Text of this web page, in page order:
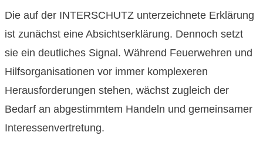
Die auf der INTERSCHUTZ unterzeichnete Erklärung
ist zunächst eine Absichtserklärung. Dennoch setzt
sie ein deutliches Signal. Während Feuerwehren und
Hilfsorganisationen vor immer komplexeren
Herausforderungen stehen, wächst zugleich der
Bedarf an abgestimmtem Handeln und gemeinsamer
Interessenvertretung.